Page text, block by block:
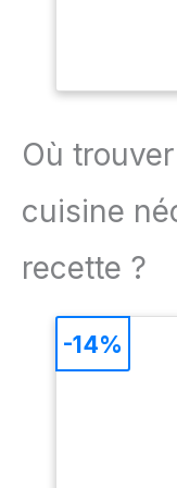
Où
cuisine
recette ?
-14%